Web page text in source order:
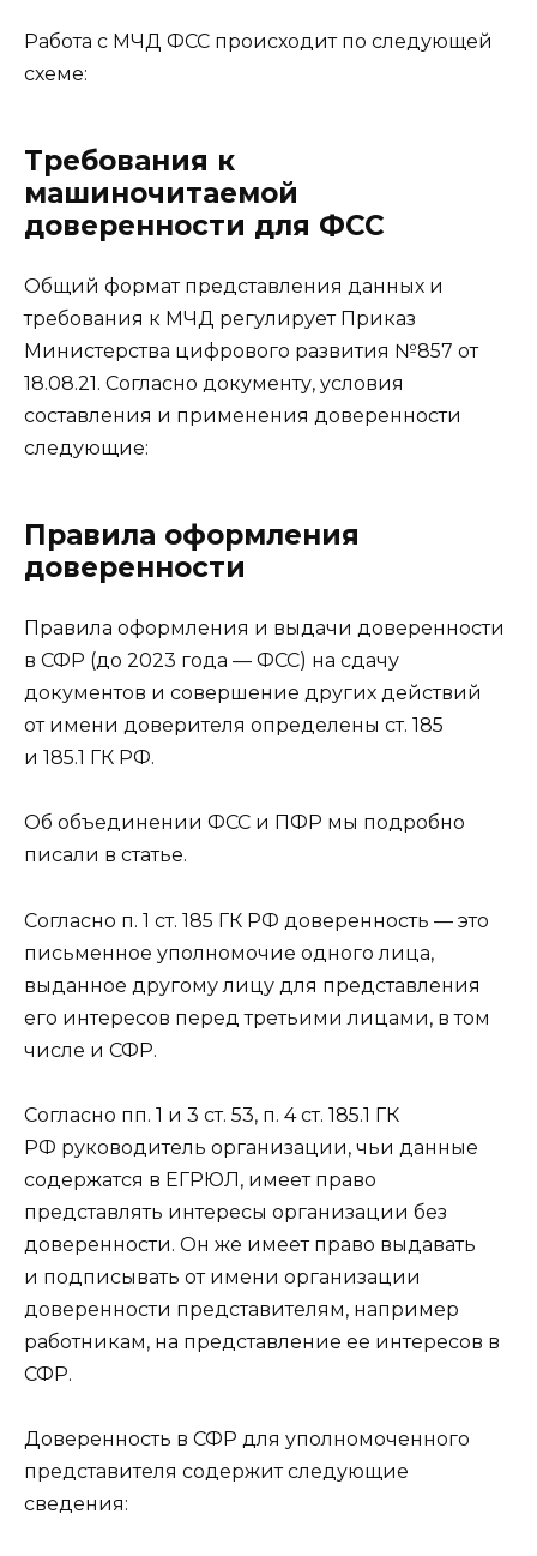
Работа с МЧД ФСС происходит по следующей
схеме:
Требования к
машиночитаемой
доверенности для ФСС
Общий формат представления данных и
требования к МЧД регулирует Приказ
Министерства цифрового развития №857 от
18.08.21. Согласно документу, условия
составления и применения доверенности
следующие:
Правила оформления
доверенности
Правила оформления и выдачи доверенности
в СФР (до 2023 года — ФСС) на сдачу
документов и совершение других действий
от имени доверителя определены ст. 185
и 185.1 ГК РФ.
Об объединении ФСС и ПФР мы подробно
писали в статье.
Согласно п. 1 ст. 185 ГК РФ доверенность — это
письменное уполномочие одного лица,
выданное другому лицу для представления
его интересов перед третьими лицами, в том
числе и СФР.
Согласно пп. 1 и 3 ст. 53, п. 4 ст. 185.1 ГК
РФ руководитель организации, чьи данные
содержатся в ЕГРЮЛ, имеет право
представлять интересы организации без
доверенности. Он же имеет право выдавать
и подписывать от имени организации
доверенности представителям, например
работникам, на представление ее интересов в
СФР.
Доверенность в СФР для уполномоченного
представителя содержит следующие
сведения: